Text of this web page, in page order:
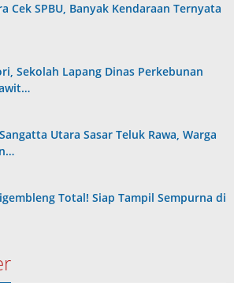
Cek SPBU, Banyak Kendaraan Ternyata
Sekolah Lapang Dinas Perkebunan
Utara Sasar Teluk Rawa, Warga
Total! Siap Tampil Sempurna di